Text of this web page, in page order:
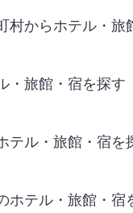
村からホテル・旅
・旅館・宿を探す
テル・旅館・宿を
ホテル・旅館・宿